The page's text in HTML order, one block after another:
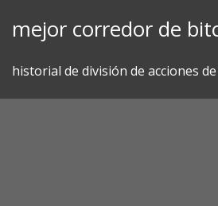
mejor corredor de
historial de división de acciones